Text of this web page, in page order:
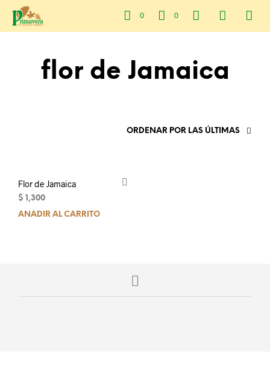
0 0
flor de Jamaica
ORDENAR POR LAS ÚLTIMAS
Flor de Jamaica
$ 1,300
AÑADIR AL CARRITO